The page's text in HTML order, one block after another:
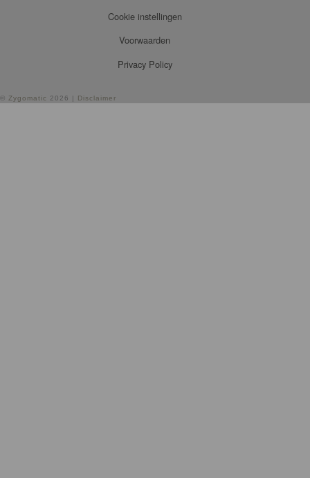
Cookie instellingen
Voorwaarden
Privacy Policy
© Zygomatic 2026 | Disclaimer